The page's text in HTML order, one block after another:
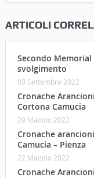
ARTICOLI
Secondo
svolgimento
03 Settembre 2022
Cronache
Cortona Camucia
29 Maggio 2022
Cronache
Camucia – Pienza
22 Maggio 2022
Cronache